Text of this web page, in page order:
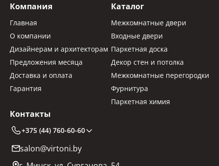
Компания
Главная
О компании
Дизайнерам и архитекторам
Предложения месяца
Доставка и оплата
Гарантия
Каталог
Межкомнатные двери
Входные двери
Паркетная доска
Декор стен и потолка
Межкомнатные перегородки
Фурнитура
Паркетная химия
Контакты
+375 (44) 760-60-60
salon@virtoni.by